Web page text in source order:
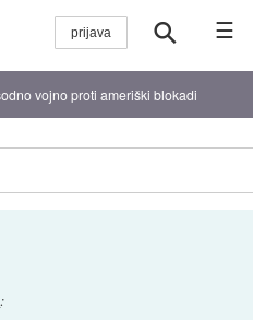
☰
vojno proti ameriški blokadi
: